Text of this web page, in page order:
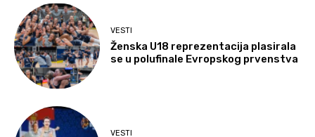
VESTI
Ženska U18 reprezentacija plasirala
se u polufinale Evropskog prvenstva
VESTI